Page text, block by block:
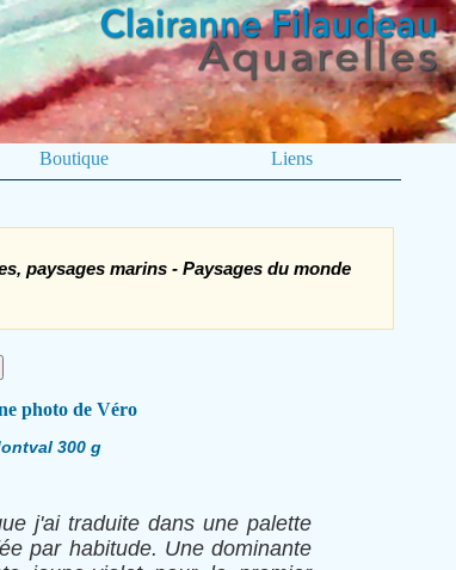
Boutique Liens
paysages marins - Paysages du monde
photo de Véro
300 g
j'ai traduite dans une palette
par habitude. Une dominante